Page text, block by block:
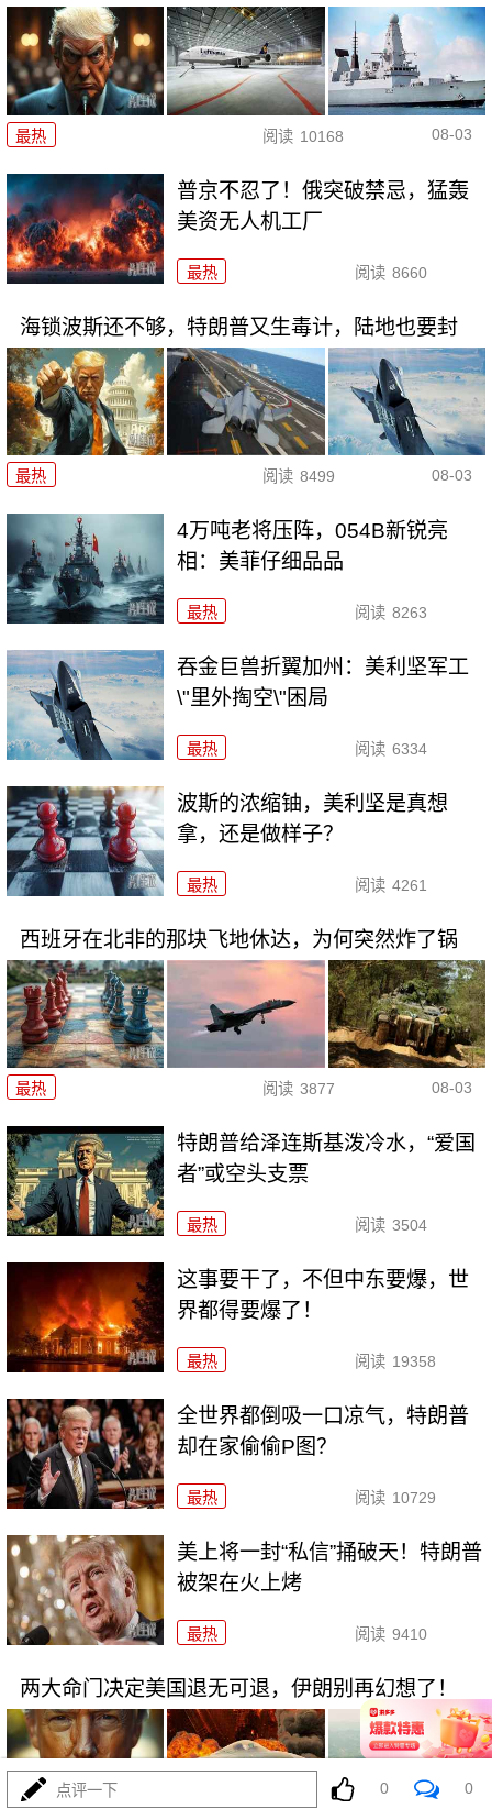
最热 阅读 10168 08-03
普京不忍了！俄突破禁忌，猛轰
美资无人机工厂
最热 阅读 8660
海锁波斯还不够，特朗普又生毒计，陆地也要封
最热 阅读 8499 08-03
4万吨老将压阵，054B新锐亮
相：美菲仔细品品
最热 阅读 8263
吞金巨兽折翼加州：美利坚军工
\"里外掏空\"困局
最热 阅读 6334
波斯的浓缩铀，美利坚是真想
拿，还是做样子？
最热 阅读 4261
西班牙在北非的那块飞地休达，为何突然炸了锅
最热 阅读 3877 08-03
特朗普给泽连斯基泼冷水，“爱国
者”或空头支票
最热 阅读 3504
这事要干了，不但中东要爆，世
界都得要爆了！
最热 阅读 19358
全世界都倒吸一口凉气，特朗普
却在家偷偷P图？
最热 阅读 10729
美上将一封“私信”捅破天！特朗普
被架在火上烤
最热 阅读 9410
两大命门决定美国退无可退，伊朗别再幻想了！
点评一下 0 0